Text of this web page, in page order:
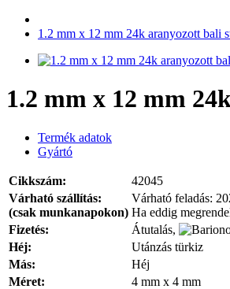
1.2 mm x 12 mm 24k aranyozott bali
1.2 mm x 12 mm
Termék adatok
Gyártó
Cikkszám:
42045
Várható szállítás:
(csak munkanapokon)
Várható feladás:
Ha eddig
Fizetés:
Átutalás,
Héj:
Utánzás türkiz
Más:
Héj
Méret:
4 mm x 4 mm